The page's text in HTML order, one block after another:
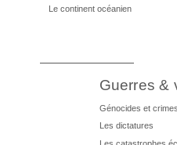
Le continent océanien
Guerres &
Génocides et
Les dictatures